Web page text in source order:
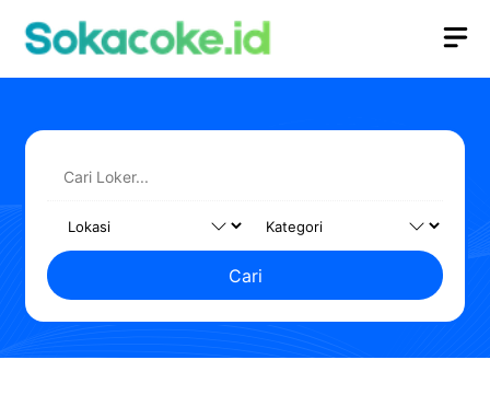
Cari